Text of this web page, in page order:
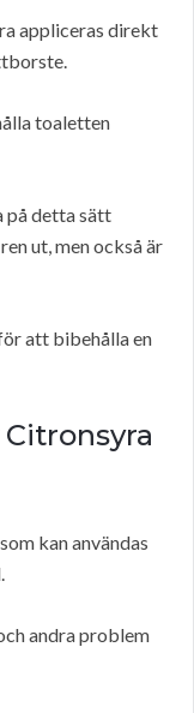
appliceras direkt
toaletten
på detta sätt
ut, men också är
att bibehålla en
kan användas
andra problem